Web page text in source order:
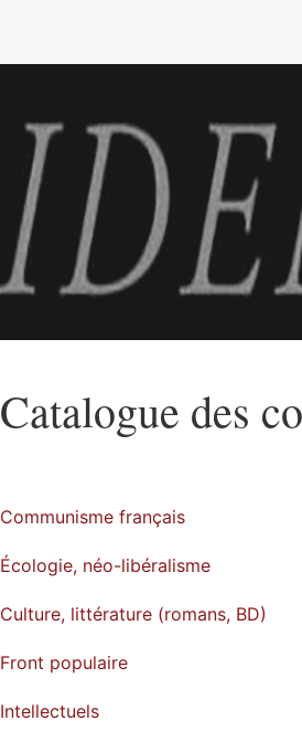
Catalogue des
Communisme français
Écologie, néo-libéralisme
Culture, littérature (romans, BD)
Front populaire
Intellectuels